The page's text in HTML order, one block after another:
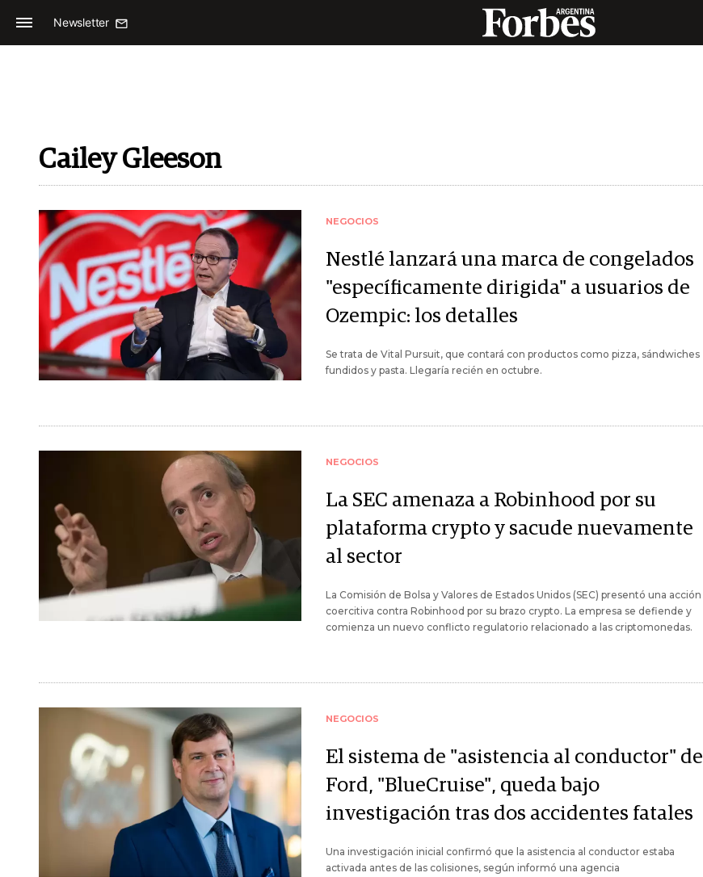
Newsletter
Cailey Gleeson
NEGOCIOS
Nestlé lanzará una marca de congelados
"específicamente dirigida" a usuarios de
Ozempic: los detalles
Se trata de Vital Pursuit, que contará con productos como pizza, sándwiches
fundidos y pasta. Llegaría recién en octubre.
NEGOCIOS
La SEC amenaza a Robinhood por su
plataforma crypto y sacude nuevamente
al sector
La Comisión de Bolsa y Valores de Estados Unidos (SEC) presentó una acción
coercitiva contra Robinhood por su brazo crypto. La empresa se defiende y
comienza un nuevo conflicto regulatorio relacionado a las criptomonedas.
NEGOCIOS
El sistema de "asistencia al conductor" de
Ford, "BlueCruise", queda bajo
investigación tras dos accidentes fatales
Una investigación inicial confirmó que la asistencia al conductor estaba
activada antes de las colisiones, según informó una agencia